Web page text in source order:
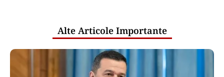
Alte Articole Importante